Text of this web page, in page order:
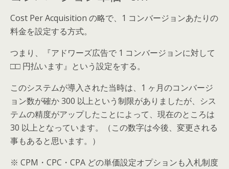
Cost Per Acquisition の略で、1 コンバージョンあたりの
料金を設定する方式。
つまり、『アドワーズ広告で 1 コンバージョンに対して
□□ 円払います』という設定をする。
このシステムが導入された当時は、1 ヶ月のコンバージ
ョン数が確か 300 以上という制限がありましたが、シス
テムの精度がアップしたことによって、現在のところは
30 以上となっています。（この数字は今後、変更される
事もあると思います。）
※ CPM・CPC・CPA どの単価設定オプションも入札制度